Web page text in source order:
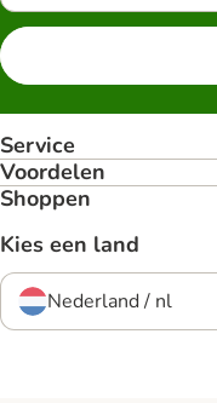
Service
Voordelen
Shoppen
Kies een land
Nederland / nl